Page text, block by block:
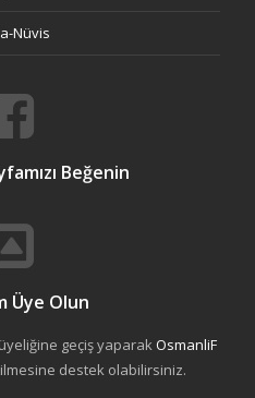
Nüvis
Beğenin
Üye Olun
üyeliğine geçiş yaparakOsmanliF
destek olabilirsiniz.